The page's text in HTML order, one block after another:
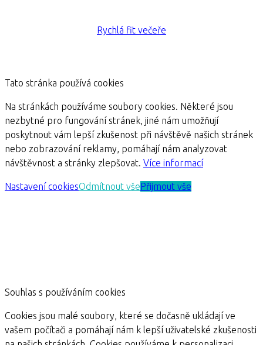
Rychlá fit večeře
Tato stránka používá cookies
Na stránkách používáme soubory cookies. Některé jsou
nezbytné pro fungování stránek, jiné nám umožňují
poskytnout vám lepší zkušenost při návštěvě našich stránek
nebo zobrazování reklamy, pomáhají nám analyzovat
návštěvnost a stránky zlepšovat. Více informací
Nastavení cookiesOdmítnout všePřijmout vše
Souhlas s používáním cookies
Cookies jsou malé soubory, které se dočasně ukládají ve
vašem počítači a pomáhají nám k lepší uživatelské zkušenosti